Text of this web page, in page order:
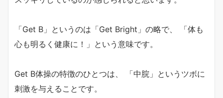
「Get B」というのは「Get Bright」の略で、 「体も
心も明るく健康に！」という意味です。
Get B体操の特徴のひとつは、 「中脘」というツボに
刺激を与えることです。